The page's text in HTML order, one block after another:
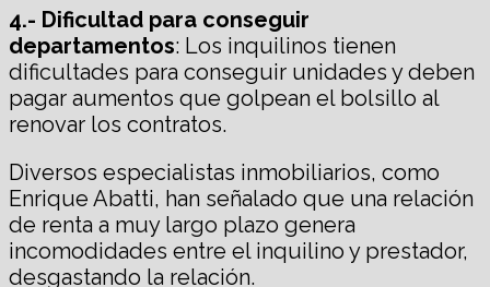
4.- Dificultad para conseguir
departamentos: Los inquilinos tienen
dificultades para conseguir unidades y deben
pagar aumentos que golpean el bolsillo al
renovar los contratos.
Diversos especialistas inmobiliarios, como
Enrique Abatti, han señalado que una relación
de renta a muy largo plazo genera
incomodidades entre el inquilino y prestador,
desgastando la relación.